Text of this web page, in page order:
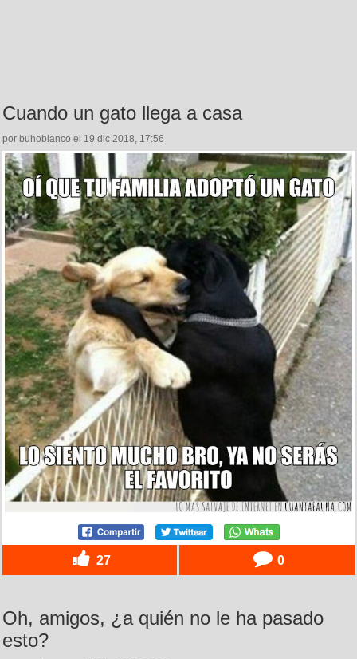
Cuando un gato llega a casa
por buhoblanco el 19 dic 2018, 17:56
27 0
Oh, amigos, ¿a quién no le ha pasado
esto?